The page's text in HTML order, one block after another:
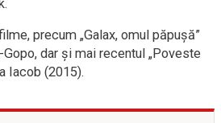
precum „Galax, omul păpuşă”
dar şi mai recentul „Poveste
Iacob (2015).